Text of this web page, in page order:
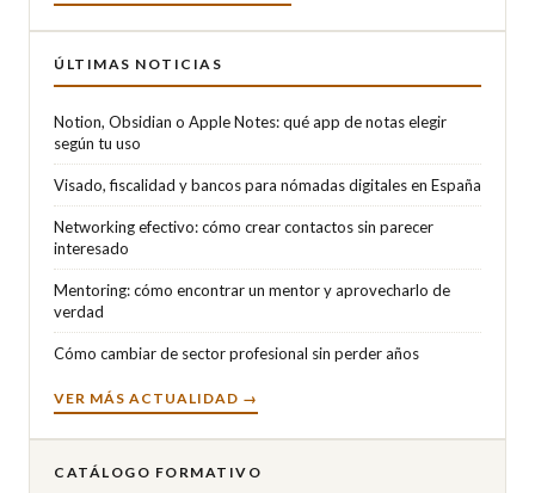
ÚLTIMAS NOTICIAS
Notion, Obsidian o Apple Notes: qué app de notas elegir
según tu uso
Visado, fiscalidad y bancos para nómadas digitales en España
Networking efectivo: cómo crear contactos sin parecer
interesado
Mentoring: cómo encontrar un mentor y aprovecharlo de
verdad
Cómo cambiar de sector profesional sin perder años
VER MÁS ACTUALIDAD →
CATÁLOGO FORMATIVO